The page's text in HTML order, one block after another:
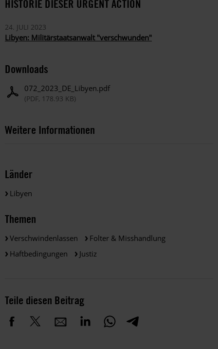
HISTORIE DIESER URGENT ACTION
24. JULI 2023
Libyen: Militärstaatsanwalt "verschwunden"
Downloads
072_2023_DE_Libyen.pdf
(PDF, 178.93 KB)
Weitere Informationen
Länder
Libyen
Themen
Verschwindenlassen
Folter & Misshandlung
Haftbedingungen
Justiz
Teile diesen Beitrag